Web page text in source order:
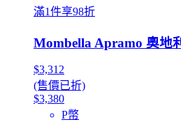
滿1件享98折
Mombella Apramo 奧地
$3,312
(售價已折)
$3,380
P幣